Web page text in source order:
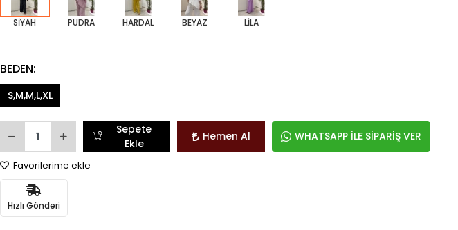
SİYAH PUDRA HARDAL BEYAZ LİLA
BEDEN:
S,M,M,L,XL
Sepete
Ekle
Hemen Al WHATSAPP İLE SİPARİŞ VER
Favorilerime ekle
Hızlı Gönderi